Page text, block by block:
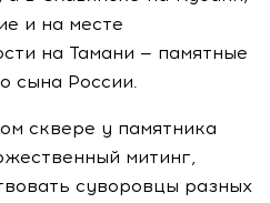
и на месте
на Тамани — памятные
сына России.
сквере у памятника
митинг,
суворовцы разных